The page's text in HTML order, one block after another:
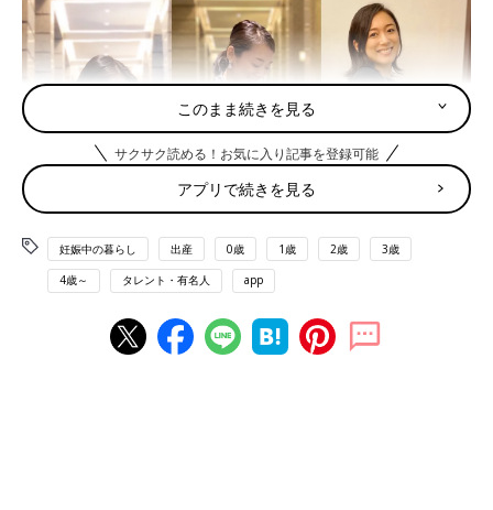
このまま続きを見る
サクサク読める！お気に入り記事を登録可能
アプリで続きを見る
妊娠中の暮らし 出産 0歳 1歳 2歳 3歳
4歳～ タレント・有名人 app